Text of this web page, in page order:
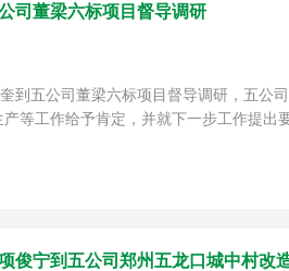
司董梁六标项目督导调研
到五公司董梁六标项目督导调研，五公
等工作给予肯定，并就下一步工作提出
俊宁到五公司郑州五龙口城中村改